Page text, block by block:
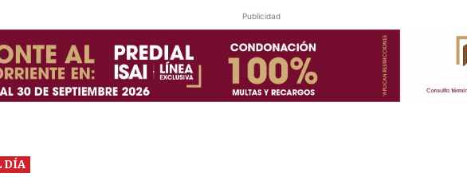
Publicidad
DÍA